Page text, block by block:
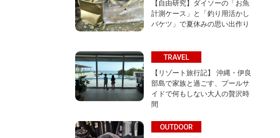
【自由研究】ダイソーの「お魚
計測ケース」と「釣り用活かし
バケツ」で夏休みの思い出作り
TRAVEL
【リゾート旅行記】 沖縄・伊良
部島で家族と過ごす、プールサ
イドで何もしない大人の贅沢時
間
OUTDOOR